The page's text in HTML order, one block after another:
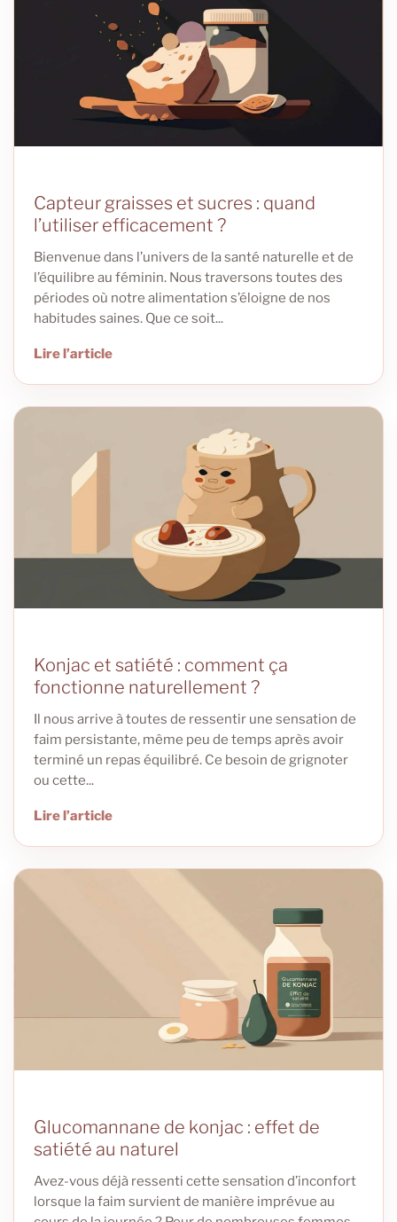
Capteur graisses et sucres : quand
l’utiliser efficacement ?
Bienvenue dans l’univers de la santé naturelle et de
l’équilibre au féminin. Nous traversons toutes des
périodes où notre alimentation s’éloigne de nos
habitudes saines. Que ce soit...
Lire l’article
Konjac et satiété : comment ça
fonctionne naturellement ?
Il nous arrive à toutes de ressentir une sensation de
faim persistante, même peu de temps après avoir
terminé un repas équilibré. Ce besoin de grignoter
ou cette...
Lire l’article
Glucomannane de konjac : effet de
satiété au naturel
Avez-vous déjà ressenti cette sensation d’inconfort
lorsque la faim survient de manière imprévue au